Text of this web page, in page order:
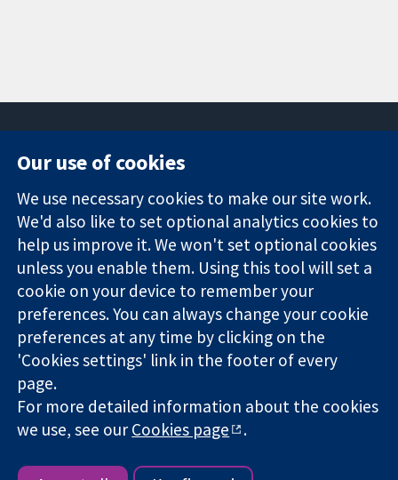
Trusted
evidence.
Informed
decisions.
Better health.
Square
London
W1G 0AN
Inggris
News
Press office
About us
Jobs
Cochrane
Library
The Cochrane Collaboration is a charity (no. 1045921) and a
company limited by guarantee (no. 03044323) registered in
England & Wales. VAT registration number GB 718 2127 49.
Copyright © 2026 The Cochrane Collaboration
Website Terms & Conditions|Penyangkalan
Our use of cookies
We use necessary cookies to make our site work.
We'd also like to set optional analytics cookies to
help us improve it. We won't set optional cookies
unless you enable them. Using this tool will set a
cookie on your device to remember your
preferences. You can always change your cookie
preferences at any time by clicking on the
'Cookies settings' link in the footer of every
page.
For more detailed information about the cookies
we use, see ourCookies page .